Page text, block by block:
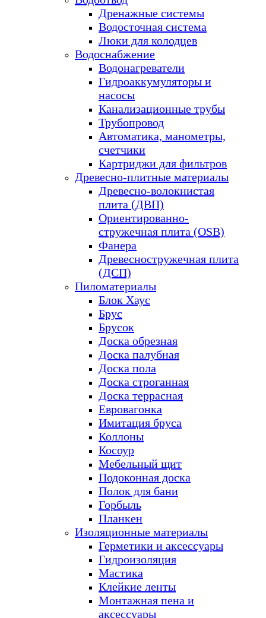
Дренажные системы
Водосточная система
Люки для колодцев
Водоснабжение
Водонагреватели
Гидроаккумуляторы и
насосы
Канализационные трубы
Трубопровод
Автоматика, манометры,
счетчики
Картриджи для фильтров
Древесно-плитные материалы
Древесно-волокнистая
плита (ДВП)
Ориентированно-
стружечная плита (OSB)
Фанера
Древесностружечная плита
(ДСП)
Пиломатериалы
Блок Хаус
Брус
Брусок
Доска обрезная
Доска палубная
Доска пола
Доска строганная
Доска террасная
Евровагонка
Имитация бруса
Коллоны
Косоур
Мебельный щит
Подоконная доска
Полок для бани
Горбыль
Планкен
Изоляционные материалы
Герметики и аксессуары
Гидроизоляция
Мастика
Клейкие ленты
Монтажная пена и
аксессуары